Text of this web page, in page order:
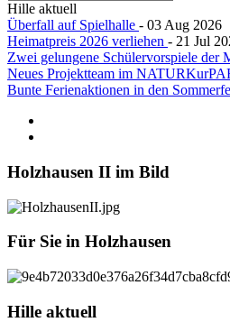
Hille aktuell
Überfall auf Spielhalle - 03 Aug 2026
Heimatpreis 2026 verliehen - 21 Jul
Zwei gelungene Schülervorspiele der
Neues Projektteam im
Bunte Ferienaktionen in den
Holzhausen II im Bild
Für Sie in Holzhausen
Hille aktuell